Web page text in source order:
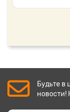
Будьте в
новости!